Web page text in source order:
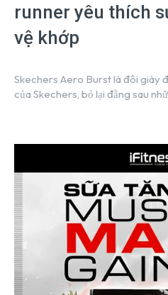
runner yêu thích
vệ khớp
Skechers Aero Burst là đôi giày
của Skechers, bỏ lại đằng sau